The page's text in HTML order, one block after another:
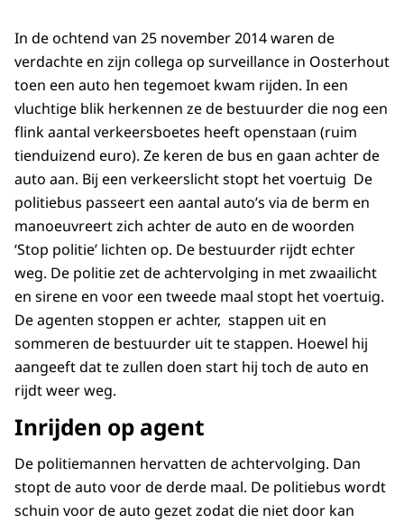
In de ochtend van 25 november 2014 waren de
verdachte en zijn collega op surveillance in Oosterhout
toen een auto hen tegemoet kwam rijden. In een
vluchtige blik herkennen ze de bestuurder die nog een
flink aantal verkeersboetes heeft openstaan (ruim
tienduizend euro). Ze keren de bus en gaan achter de
auto aan. Bij een verkeerslicht stopt het voertuig De
politiebus passeert een aantal auto’s via de berm en
manoeuvreert zich achter de auto en de woorden
‘Stop politie’ lichten op. De bestuurder rijdt echter
weg. De politie zet de achtervolging in met zwaailicht
en sirene en voor een tweede maal stopt het voertuig.
De agenten stoppen er achter, stappen uit en
sommeren de bestuurder uit te stappen. Hoewel hij
aangeeft dat te zullen doen start hij toch de auto en
rijdt weer weg.
Inrijden op agent
De politiemannen hervatten de achtervolging. Dan
stopt de auto voor de derde maal. De politiebus wordt
schuin voor de auto gezet zodat die niet door kan